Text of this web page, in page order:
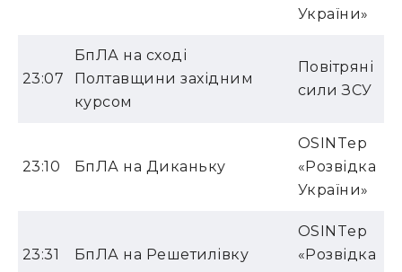
України»
23:07
БпЛА на сході
Полтавщини західним
курсом
Повітряні
сили ЗСУ
23:10 БпЛА на Диканьку
OSINTер
«Розвідка
України»
23:31 БпЛА на Решетилівку
OSINTер
«Розвідка